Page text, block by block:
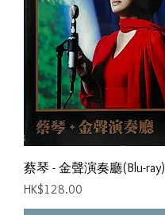
蔡琴 - 金聲演奏廳(Blu-ray)
Price
HK$128.00